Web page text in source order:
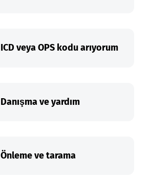
ICD veya OPS kodu arıyorum
Danışma ve yardım
Önleme ve tarama